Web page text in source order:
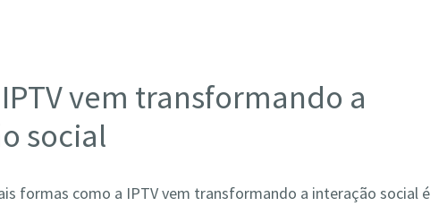
vem transformando a
social
formas como a IPTV vem transformando a interação social é